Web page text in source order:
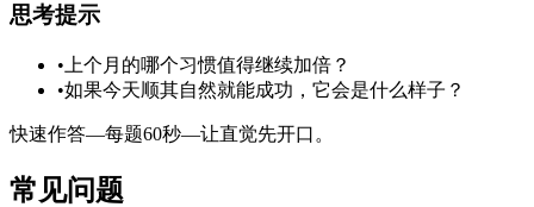
思考提示
• 上个月的哪个习惯值得继续加倍？
•如果今天顺其自然就能成功，它会是什么样子？
快速作答—每题60秒—让直觉先开口。
常见问题